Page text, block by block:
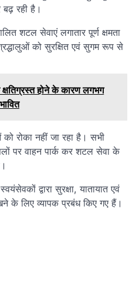
रही है।
शटल सेवाएं लगातार पूर्ण क्षमता
को सुरक्षित एवं सुगम रूप से
होने के कारण लगभग
रोका नहीं जा रहा है। सभी
पर वाहन पार्क कर शटल सेवा के
द्वारा सुरक्षा, यातायात एवं
के लिए व्यापक प्रबंध किए गए हैं।